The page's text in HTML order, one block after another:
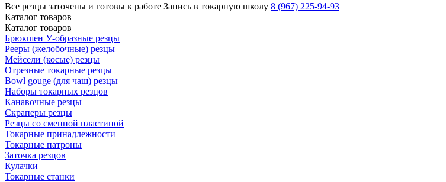
Все резцы заточены и готовы к работе Запись в токарную школу 8 (967) 225-94-93
Каталог товаров
Каталог товаров
Брюкшен У-образные резцы
Рееры (желобочные) резцы
Мейсели (косые) резцы
Отрезные токарные резцы
Bowl gouge (для чаш) резцы
Наборы токарных резцов
Канавочные резцы
Скраперы резцы
Резцы со сменной пластиной
Токарные принадлежности
Токарные патроны
Заточка резцов
Кулачки
Токарные станки